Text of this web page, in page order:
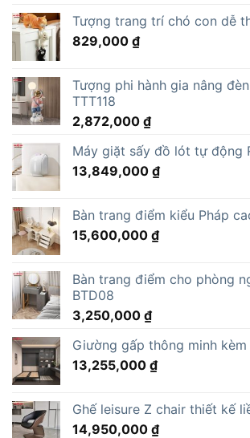
Tượng trang trí chó con dễ
829,000 ₫
Tượng phi hành gia nâng
TTT118
2,872,000 ₫
Máy giặt sấy đồ lót tự động
13,849,000 ₫
Bàn trang điểm kiểu Pháp
15,600,000 ₫
Bàn trang điểm cho phòng
BTD08
3,250,000 ₫
Giường gấp thông minh
13,255,000 ₫
Ghế leisure Z chair thiết kế
14,950,000 ₫